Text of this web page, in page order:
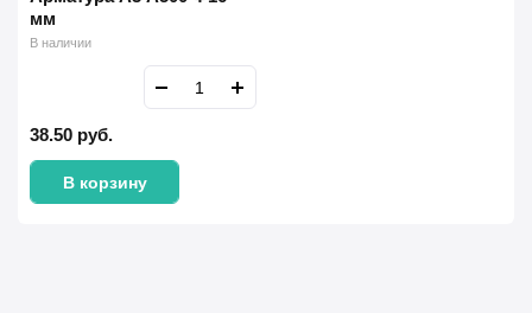
мм
В наличии
38.50 руб.
В корзину